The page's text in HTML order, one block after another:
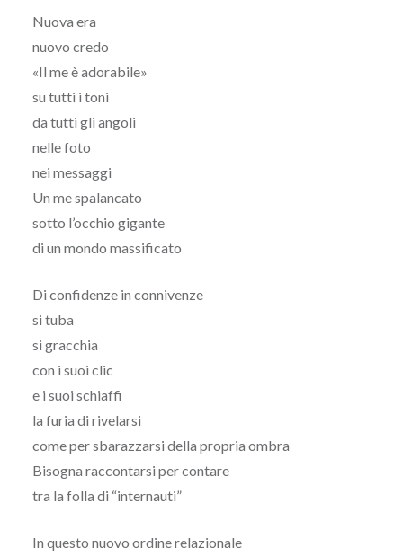
Nuova era
nuovo credo
«Il me è adorabile»
su tutti i toni
da tutti gli angoli
nelle foto
nei messaggi
Un me spalancato
sotto l’occhio gigante
di un mondo massificato
Di confidenze in connivenze
si tuba
si gracchia
con i suoi clic
e i suoi schiaffi
la furia di rivelarsi
come per sbarazzarsi della propria ombra
Bisogna raccontarsi per contare
tra la folla di “internauti”
In questo nuovo ordine relazionale